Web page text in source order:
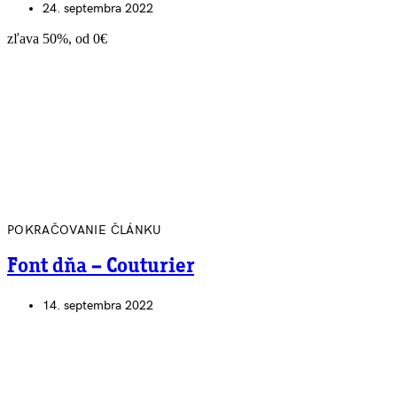
24. septembra 2022
zľava 50%, od 0€
POKRAČOVANIE ČLÁNKU
Font dňa – Couturier
14. septembra 2022